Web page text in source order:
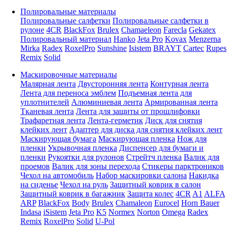
Полировальные материалы
Полировальные салфетки Полировальные салфетки в
рулоне 4CR BlackFox Brulex Chamaeleon Farecla Gekatex
Полировальный материал Hanko Jeta Pro Kovax Menzerna
Mirka Radex RoxelPro Sunshine Isistem BRAYT Cartec Rupes
Remix Solid
Маскировочные материалы
Малярная лента Двусторонняя лента Контурная лента
Лента для переноса эмблем Подъемная лента для
уплотнителей Алюминиевая лента Армированная лента
Тканевая лента Лента для защиты от прошлифовки
Трафаретная лента Лента-герметик Диск для снятия
клейких лент Адаптер для диска для снятия клейких лент
Маскирующая бумага Маскирующая пленка Нож для
пленки Укрывочная пленка Диспенсер для бумаги и
пленки Рукоятки для рулонов Стрейтч пленка Валик для
проемов Валик для зоны перехода Стикеры парктроников
Чехол на автомобиль Набор маскировки салона Накидка
на сиденье Чехол на руль Защитный коврик в салон
Защитный коврик в багажник Защита колес 4CR A1 ALFA
ARP BlackFox Body Brulex Chamaleon Eurocel Horn Bauer
Indasa iSistem Jeta Pro K5 Normex Norton Omega Radex
Remix RoxelPro Solid U-Pol